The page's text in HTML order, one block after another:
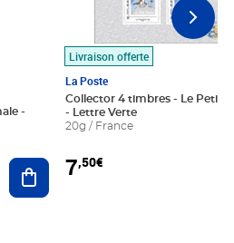
Ajouter au panier
Livraison offerte
La Poste
Collector 4 timbres - Le Petit
- Lettre Verte
20g / France
7,50€